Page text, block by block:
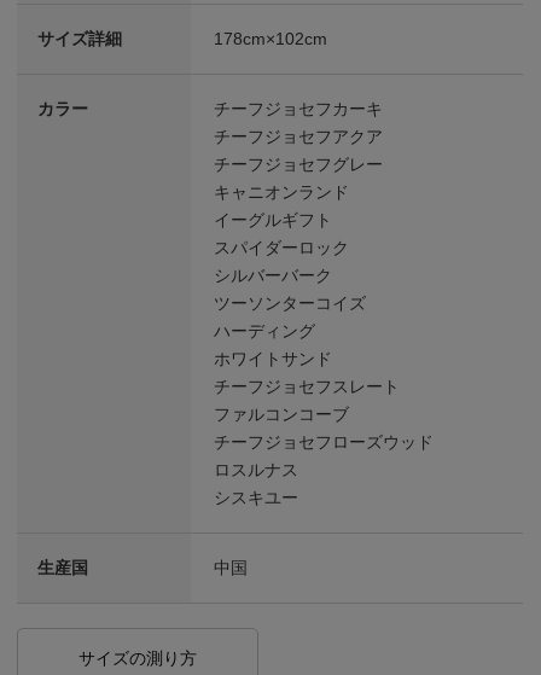
サイズ詳細 178cm×102cm
カラー
チーフジョセフカーキ
チーフジョセフアクア
チーフジョセフグレー
キャニオンランド
イーグルギフト
スパイダーロック
シルバーバーク
ツーソンターコイズ
ハーディング
ホワイトサンド
チーフジョセフスレート
ファルコンコーブ
チーフジョセフローズウッド
ロスルナス
シスキユー
生産国 中国
サイズの測り方